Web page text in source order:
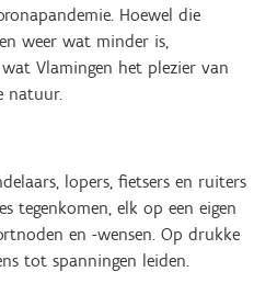
Hoewel die
weer wat minder is,
Vlamingen het plezier van
natuur.
lopers, fietsers en ruiters
tegenkomen, elk op een eigen
en -wensen. Op drukke
tot spanningen leiden.